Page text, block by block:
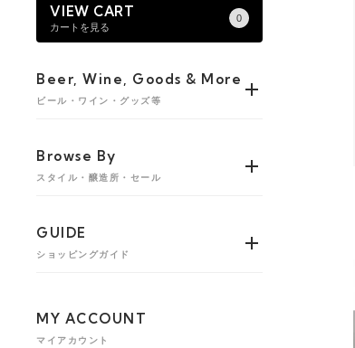
VIEW CART
カートを見る
0
Beer, Wine, Goods & More
ビール・ワイン・グッズ等
Browse By
スタイル・醸造所・セール
GUIDE
ショッピングガイド
MY ACCOUNT
マイアカウント